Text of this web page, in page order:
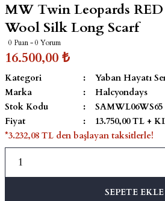
ve Aksesuarlar
Mum Yivli
Elephant
MW Twin Leopards RED
Wool Silk Long Scarf
0 Puan - 0 Yorum
16.500,00 ₺
Kategori Yaban Hayatı
Marka
Halcyondays
Stok Kodu
SAMWL06WS65
Fiyat
13.750,00 TL +
*3.232,08 TL den başlayan taksitlerle!
SEPETE EKLE